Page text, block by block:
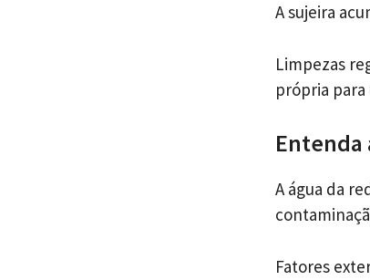
A sujeira
Limpezas
própria para
Entenda
A água da
Fatores